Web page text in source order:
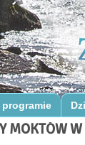
programie
MOKTÓW